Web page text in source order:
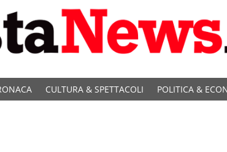
CULTURA & SPETTACOLI POLITICA &